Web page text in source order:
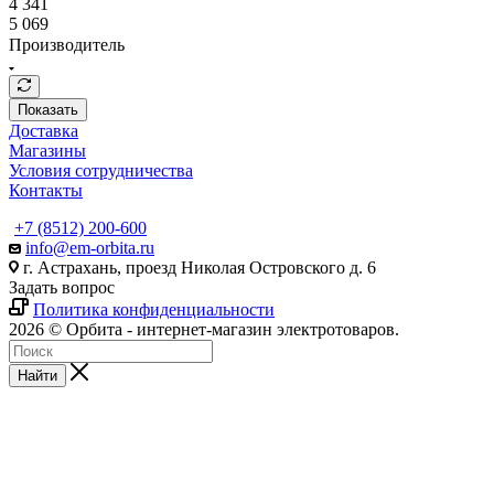
5 069
Производитель
Показать
Доставка
Магазины
Условия сотрудничества
Контакты
+7 (8512) 200-600
info@em-orbita.ru
г. Астрахань, проезд Николая Островского д. 6
Задать вопрос
Политика конфиденциальности
2026 © Орбита - интернет-магазин электротоваров.
Найти